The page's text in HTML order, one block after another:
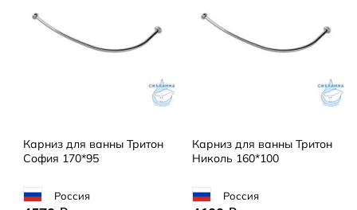
Карниз для ванны Тритон
София 170*95
Россия
Карниз для ванны Тритон
Николь 160*100
Россия